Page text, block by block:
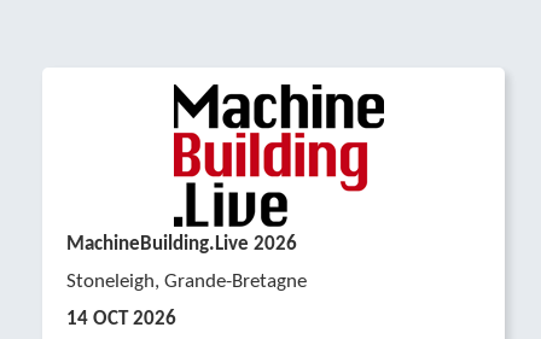
MachineBuilding.Live 2026
Stoneleigh, Grande-Bretagne
14 OCT 2026